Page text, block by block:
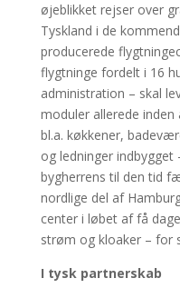
øjeblikket rejser over
Tyskland i de
producerede
flygtninge fordelt i 16
administration – skal
moduler allerede
bl.a. køkkener,
og ledninger
bygherrens til den tid
nordlige del af
center i løbet af få
strøm og kloaker – for
I tysk partnerskab